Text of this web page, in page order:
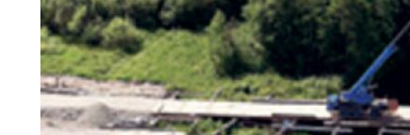
Kviss
Podden
Anmäl till språkpolisen